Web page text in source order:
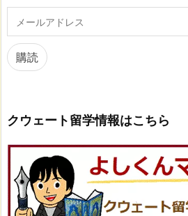
ル
ア
ド
購読
クウェート留学情報はこちら